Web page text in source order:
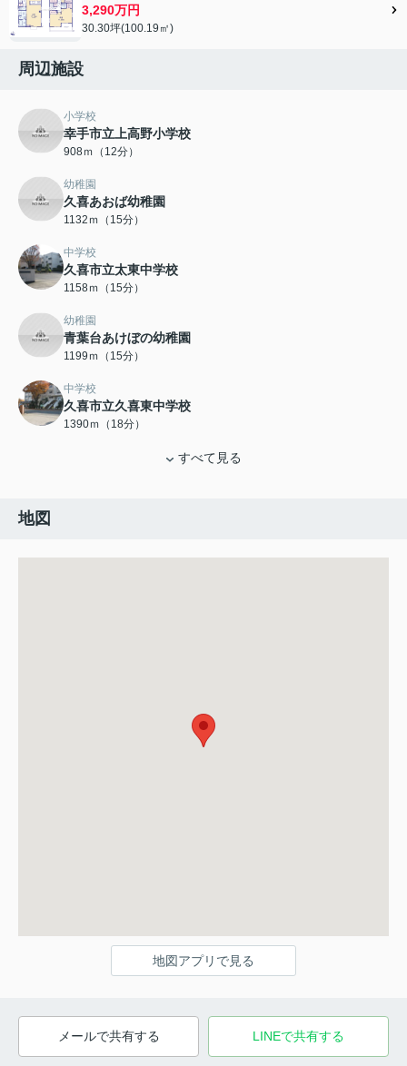
3,290万円
30.30坪(100.19㎡)
周辺施設
小学校
幸手市立上高野小学校
908ｍ（12分）
幼稚園
久喜あおば幼稚園
1132ｍ（15分）
中学校
久喜市立太東中学校
1158ｍ（15分）
幼稚園
青葉台あけぼの幼稚園
1199ｍ（15分）
中学校
久喜市立久喜東中学校
1390ｍ（18分）
すべて見る
地図
地図アプリで見る
メールで共有する LINEで共有する